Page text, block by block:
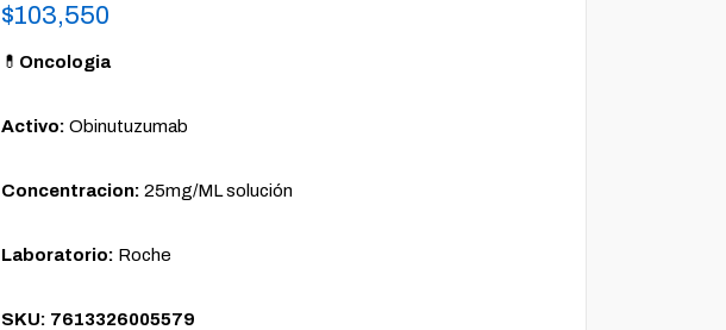
$103,550
💊 Oncologia
Activo:Obinutuzumab
Concentracion:25mg/ML solución
Laboratorio: Roche
SKU: 7613326005579